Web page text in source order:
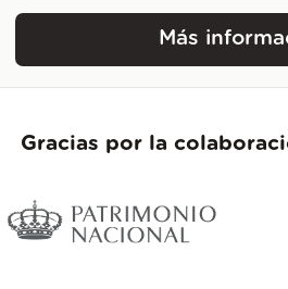
Más
Gracias por la